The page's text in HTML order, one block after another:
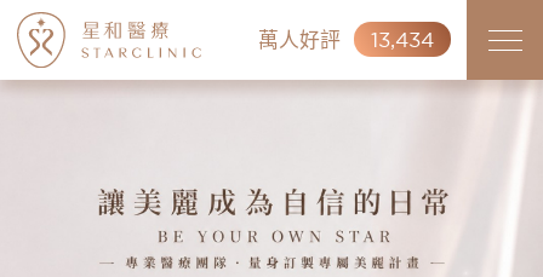
萬人好評 13,434